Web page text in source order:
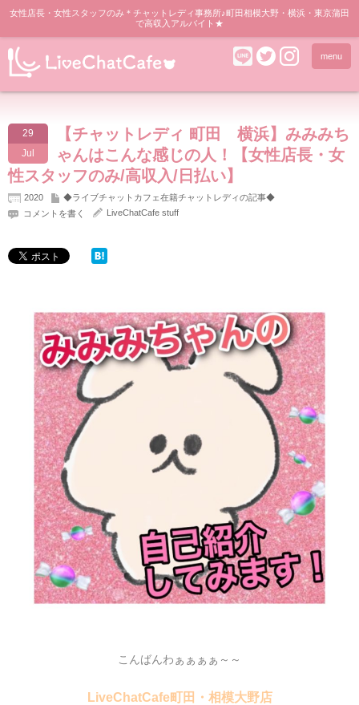
女性店長・女性スタッフのみ＊チャットレディ事務所♪町田相模大野・横浜・東京蒲田
で高収入アルバイト★
menu
29
Jul
【チャットレディ 町田 横浜】みみみち
ゃんはこんな感じの人！【女性店長・女
性スタッフのみ/高収入/日払い】
2020
◆ライブチャットカフェ在籍チャットレディの記事◆
コメントを書く
LiveChatCafe stuff
こんばんわぁぁぁぁ～～
LiveChatCafe町田・相模大野店